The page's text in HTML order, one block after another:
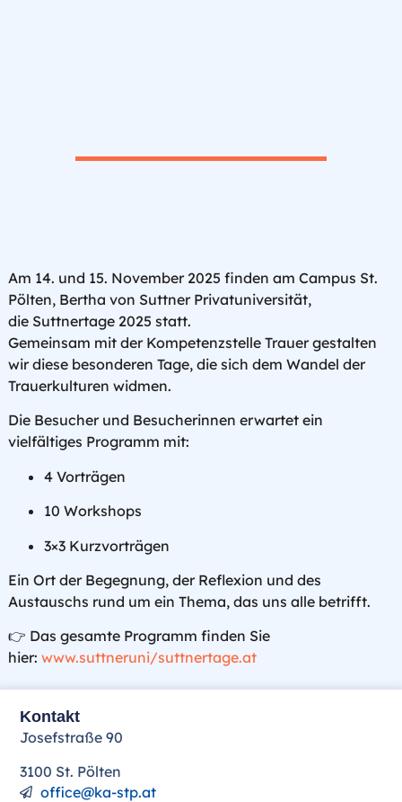
Am 14. und 15. November 2025 finden am Campus St.
Pölten, Bertha von Suttner Privatuniversität,
die Suttnertage 2025 statt.
Gemeinsam mit der Kompetenzstelle Trauergestalten
wir diese besonderen Tage, die sich dem Wandel der
Trauerkulturen widmen.
Die Besucher und Besucherinnen erwartet ein
vielfältiges Programm mit:
4 Vorträgen
10 Workshops
3×3 Kurzvorträgen
Ein Ort der Begegnung, der Reflexion und des
Austauschs rund um ein Thema, das uns alle betrifft.
👉 Das gesamte Programm finden Sie
hier: www.suttneruni/suttnertage.at
Kontakt
Josefstraße 90
3100 St. Pölten
office@ka-stp.at